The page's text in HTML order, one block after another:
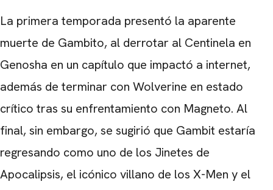
La primera temporada presentó la aparente
muerte de Gambito, al derrotar al Centinela en
Genosha en un capítulo que impactó a internet,
además de terminar con Wolverine en estado
crítico tras su enfrentamiento con Magneto. Al
final, sin embargo, se sugirió que Gambit estaría
regresando como uno de los Jinetes de
Apocalipsis, el icónico villano de los X-Men y el